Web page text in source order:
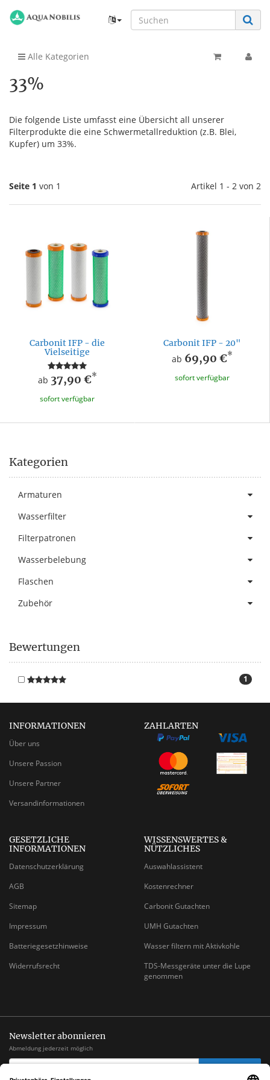
Alle Kategorien
33%
Die folgende Liste umfasst eine Übersicht all unserer
Filterprodukte die eine Schwermetallreduktion (z.B. Blei,
Kupfer) um 33%.
Seite 1 von 1 Artikel 1 - 2 von 2
Carbonit IFP - die
Vielseitige
ab 37,90 €*
sofort verfügbar
Carbonit IFP - 20"
ab 69,90 €*
sofort verfügbar
Kategorien
Armaturen
Wasserfilter
Filterpatronen
Wasserbelebung
Flaschen
Zubehör
Bewertungen
1
INFORMATIONEN
Über uns
Unsere Passion
Unsere Partner
Versandinformationen
ZAHLARTEN
GESETZLICHE
INFORMATIONEN
Datenschutzerklärung
AGB
Sitemap
Impressum
Batteriegesetzhinweise
Widerrufsrecht
WISSENSWERTES &
NÜTZLICHES
Auswahlassistent
Kostenrechner
Carbonit Gutachten
UMH Gutachten
Wasser filtern mit Aktivkohle
TDS-Messgeräte unter die Lupe
genommen
Newsletter abonnieren
Abmeldung jederzeit möglich
EMAIL-